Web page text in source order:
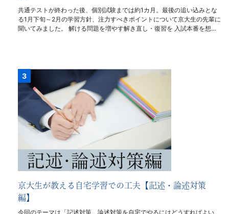
共通テストが終わった後、個別試験までは約1カ月。最後の追い込みとな
る1月下旬～2月の学習方針、注力すべきポイントについて京大生の先輩に
聞いてみました。 解ける問題を増やす解き直し・復習を 入試本番を想…
京大生が教える自宅学習での工夫【記述・論述対策
編】
今回のテーマは「記述対策、論述対策を自宅でやるにはどうすればよい